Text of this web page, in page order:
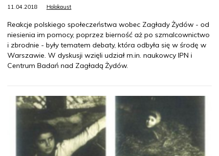
11.04.2018 Holokaust
Reakcje polskiego społeczeństwa wobec Zagłady Żydów - od
niesienia im pomocy, poprzez bierność aż po szmalcownictwo
i zbrodnie - były tematem debaty, która odbyła się w środę w
Warszawie. W dyskusji wzięli udział m.in. naukowcy IPN i
Centrum Badań nad Zagładą Żydów.